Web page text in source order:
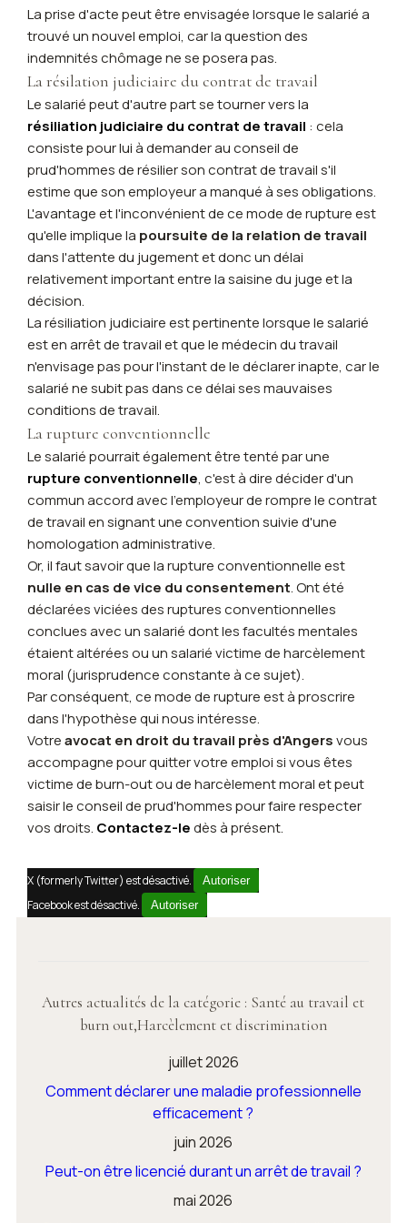
La prise d'acte peut être envisagée lorsque le salarié a
trouvé un nouvel emploi, car la question des
indemnités chômage ne se posera pas.
La résilation judiciaire du contrat de travail
Le salarié peut d'autre part se tourner vers la
résiliation judiciaire du contrat de travail : cela
consiste pour lui à demander au conseil de
prud'hommes de résilier son contrat de travail s'il
estime que son employeur a manqué à ses obligations.
L'avantage et l'inconvénient de ce mode de rupture est
qu'elle implique la poursuite de la relation de travail
dans l'attente du jugement et donc un délai
relativement important entre la saisine du juge et la
décision.
La résiliation judiciaire est pertinente lorsque le salarié
est en arrêt de travail et que le médecin du travail
n'envisage pas pour l'instant de le déclarer inapte, car le
salarié ne subit pas dans ce délai ses mauvaises
conditions de travail.
La rupture conventionnelle
Le salarié pourrait également être tenté par une
rupture conventionnelle, c'est à dire décider d'un
commun accord avec l'employeur de rompre le contrat
de travail en signant une convention suivie d'une
homologation administrative.
Or, il faut savoir que la rupture conventionnelle est
nulle en cas de vice du consentement. Ont été
déclarées viciées des ruptures conventionnelles
conclues avec un salarié dont les facultés mentales
étaient altérées ou un salarié victime de harcèlement
moral (jurisprudence constante à ce sujet).
Par conséquent, ce mode de rupture est à proscrire
dans l'hypothèse qui nous intéresse.
Votreavocat en droit du travail près d'Angersvous
accompagne pour quitter votre emploi si vous êtes
victime de burn-out ou de harcèlement moral et peut
saisir le conseil de prud'hommes pour faire respecter
vos droits. Contactez-ledès à présent.
X (formerly Twitter) est désactivé. Autoriser
Facebook est désactivé. Autoriser
Autres actualités de la catégorie : Santé au travail et
burn out,Harcèlement et discrimination
juillet 2026
Comment déclarer une maladie professionnelle
efficacement ?
juin 2026
Peut-on être licencié durant un arrêt de travail ?
mai 2026